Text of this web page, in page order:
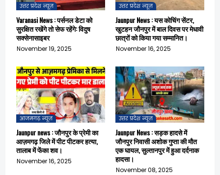
उत्तर प्रदेश न्यूज़
Varanasi News : पर्सनल डेटा को
सुरक्षित रखेंगे तो सेफ रहेंगे: विदुष
सक्सेनासाइबर
November 19, 2025
उत्तर प्रदेश न्यूज़
Jaunpur News : यस कोचिंग सेंटर,
खुटहन जौनपुर में बाल दिवस पर मेधावी
छात्रों को किया गया सम्मानित।
November 16, 2025
आजमगढ़ न्यूज़
Jaunpur news : जौनपुर के प्रेमी का
आज़मगढ़ जिले में पीट पीटकर हत्या,
तालाब में फेंका शव।
November 16, 2025
उत्तर प्रदेश न्यूज़
Jaunpur News : सड़क हादसे में
जौनपुर निवासी अशोक गुप्ता की मौत
एक घायल, सुल्तानपुर में हुआ दर्दनाक
हादसा।
November 08, 2025